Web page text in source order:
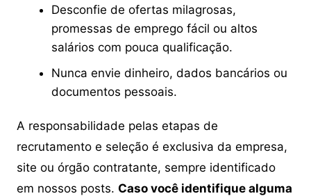
Desconfie de ofertas milagrosas,
promessas de emprego fácil ou altos
salários com pouca qualificação.
Nunca envie dinheiro, dados bancários ou
documentos pessoais.
A responsabilidade pelas etapas de
recrutamento e seleção é exclusiva da empresa,
site ou órgão contratante, sempre identificado
em nossos posts. Caso você identifique alguma